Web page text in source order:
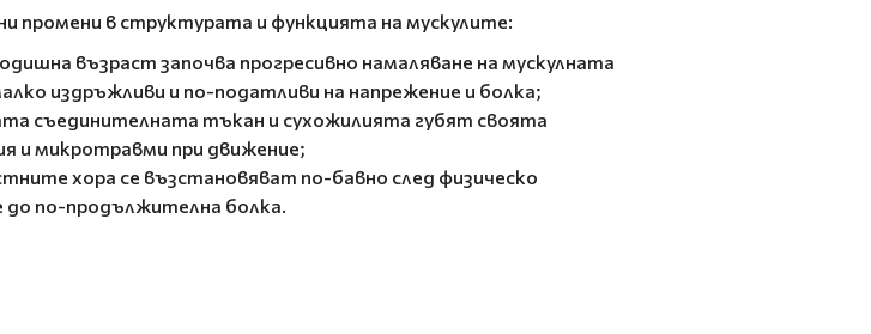
промени в структурата и функцията на мускулите:
възраст започва прогресивно намаляване на мускулната
издръжливи и по-податливи на напрежение и болка;
съединителната тъкан и сухожилията губят своята
и микротравми при движение;
хора се възстановяват по-бавно след физическо
по-продължителна болка.